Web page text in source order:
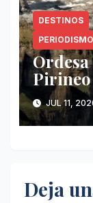
DESTINOS
Pirineo
JUL 11,
Deja